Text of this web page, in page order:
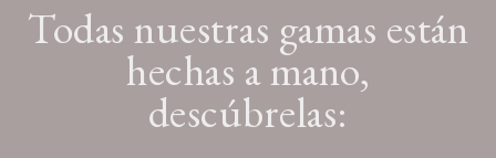
Todas nuestras gamas están
hechas a mano,
descúbrelas: